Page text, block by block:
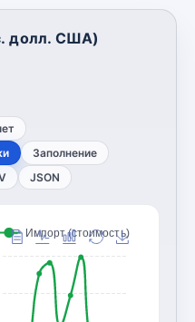
долл. США)
Заполнение
JSON
Импорт (стоимость)